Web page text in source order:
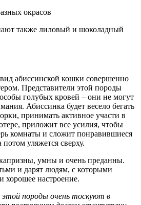
также лиловый и шоколадный
абиссинской кошки совершенно
Представители этой породы
голубых кровей – они не могут
Абиссинка будет весело бегать
принимать активное участи в
приложит все усилия, чтобы
комнаты и сложит понравившиеся
уляжется сверху.
умны и очень преданны.
и дарят людям, с которыми
хорошее настроение.
породы очень тоскуют в